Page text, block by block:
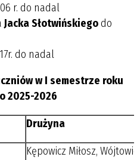
r. do nadal
Jacka Słotwińskiegodo
do nadal
w I semestrze roku
2025-2026
Drużyna
Kępowicz Miłosz,